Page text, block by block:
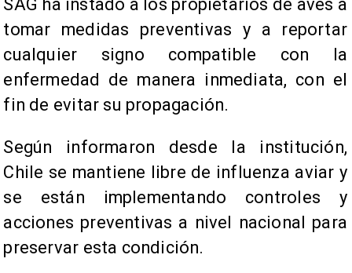
SAG ha instado a los propietarios de aves a
tomar medidas preventivas y a reportar
cualquier signo compatible con la
enfermedad de manera inmediata, con el
fin de evitar su propagación.
Según informaron desde la institución,
Chile se mantiene libre de influenza aviar y
se están implementando controles y
acciones preventivas a nivel nacional para
preservar esta condición.